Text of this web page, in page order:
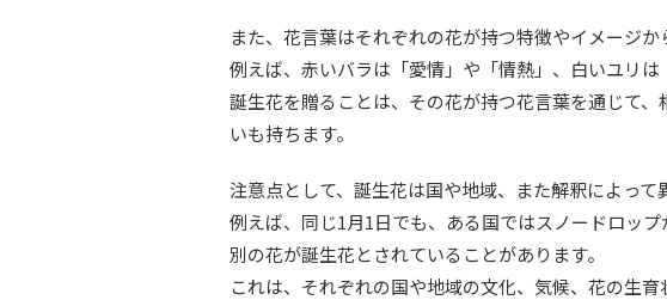
また、花言葉はそれぞれの花が持つ特徴やイメージか
例えば、赤いバラは「愛情」や「情熱」、白いユリは
誕生花を贈ることは、その花が持つ花言葉を通じて
いも持ちます。
注意点として、誕生花は国や地域、また解釈によって
例えば、同じ1月1日でも、ある国ではスノードロッ
別の花が誕生花とされていることがあります。
これは、それぞれの国や地域の文化、気候、花の生育